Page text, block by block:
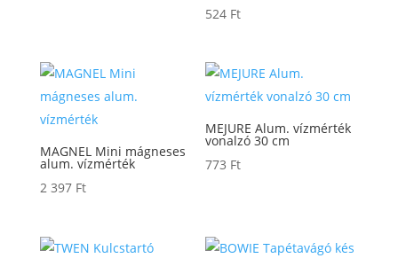
524 Ft
MAGNEL Mini mágneses
alum. vízmérték
2 397 Ft
MEJURE Alum. vízmérték
vonalzó 30 cm
773 Ft